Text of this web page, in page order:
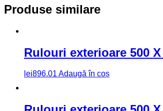
Produse similare
Rulouri exterioare 500 X
lei896.01Adaugă în coș